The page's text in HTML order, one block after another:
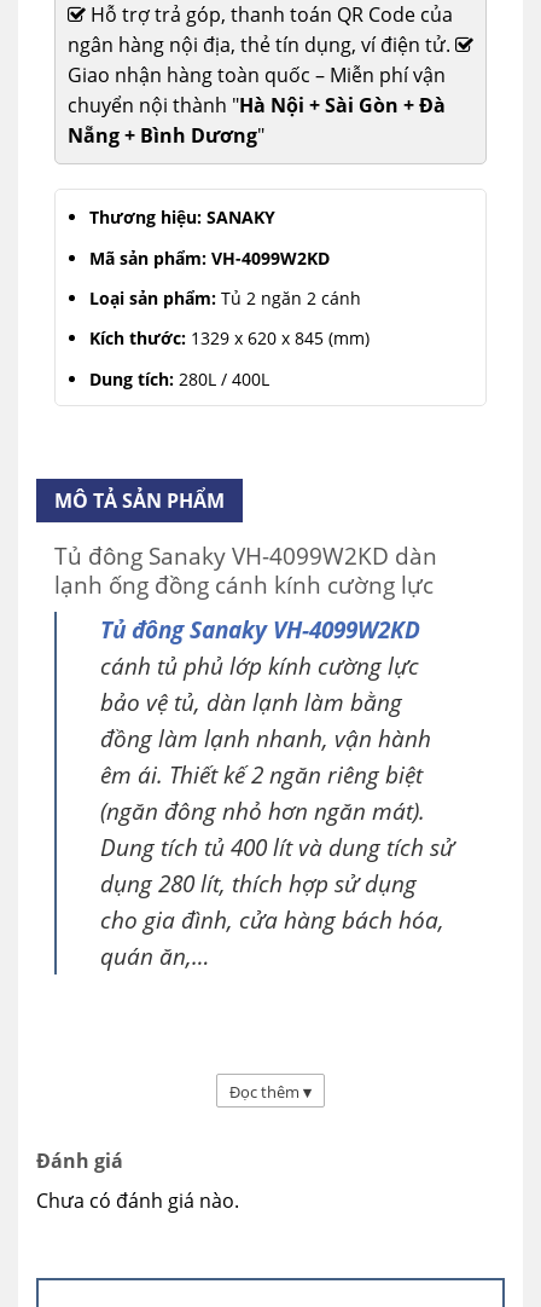
Hỗ trợ trả góp, thanh toán QR Code của
ngân hàng nội địa, thẻ tín dụng, ví điện tử.
Giao nhận hàng toàn quốc – Miễn phí vận
chuyển nội thành "Hà Nội + Sài Gòn + Đà
Nẵng + Bình Dương"
Thương hiệu: SANAKY
Mã sản phẩm: VH-4099W2KD
Loại sản phẩm:Tủ 2 ngăn 2 cánh
Kích thước: 1329 x 620 x 845 (mm)
Dung tích: 280L / 400L
Công suất:127(W)
MÔ TẢ SẢN PHẨM
Tủ đông Sanaky VH-4099W2KD dàn
lạnh ống đồng cánh kính cường lực
Tủ đông Sanaky VH-4099W2KD
cánh tủ phủ lớp kính cường lực
bảo vệ tủ, dàn lạnh làm bằng
đồng làm lạnh nhanh, vận hành
êm ái. Thiết kế 2 ngăn riêng biệt
(ngăn đông nhỏ hơn ngăn mát).
Dung tích tủ 400 lít và dung tích sử
dụng 280 lít, thích hợp sử dụng
cho gia đình, cửa hàng bách hóa,
quán ăn,…
Đọc thêm ▾
Đánh giá
Chưa có đánh giá nào.